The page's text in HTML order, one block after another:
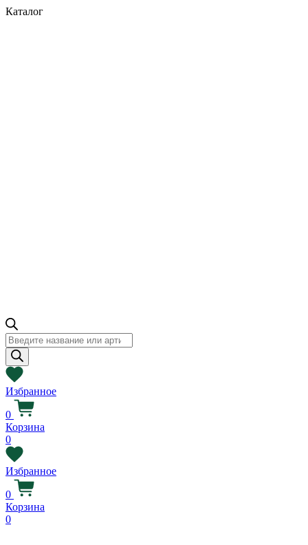
Каталог
Поиск
товаров
Избранное
0
Корзина
0
Избранное
0
Корзина
0